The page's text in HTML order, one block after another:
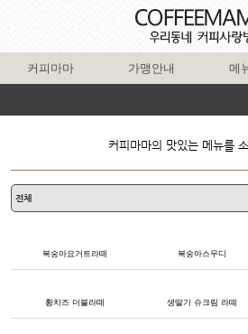
커피마마 가맹안내 메
커피마마의 맛있는 메뉴를
복숭아요거트라떼 복숭아스무디
황치즈 더블라떼 생딸기 슈크림 라떼